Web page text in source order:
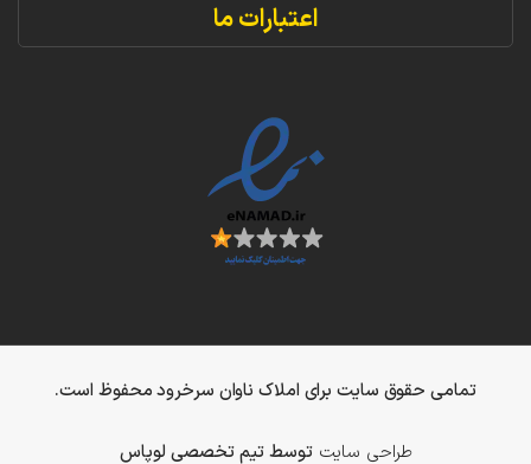
اعتبارات ما
تمامی حقوق سایت برای املاک ناوان سرخرود محفوظ است.
طراحی سایتتوسط تیم تخصصی لوپاس